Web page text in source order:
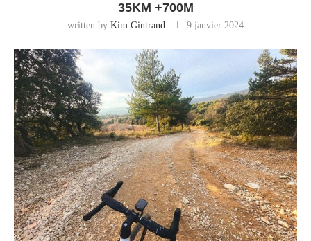
35KM +700M
written by Kim Gintrand 9 janvier 2024